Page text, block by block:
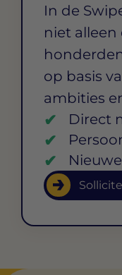
In de
niet alleen
op basis
ambities
Direct